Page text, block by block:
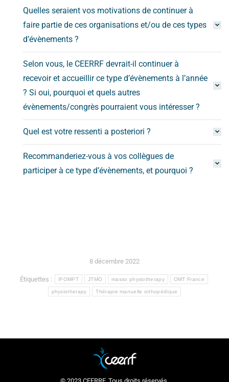
Quelles seraient vos motivations de continuer à
faire partie de ces organisations et/ou de ces types
d’évènements ?
Selon vous, le CEERRF devrait-il continuer à
recevoir et accueillir ce type d’évènements à l’année
? Si oui, pourquoi et quels autres
évènements/congrès pourraient vous intéresser ?
Quel est votre ressenti a posteriori ?
Recommanderiez-vous à vos collègues de
participer à ce type d’évènements, et pourquoi ?
8 décembre 2022
Étiquettes : IFOMPT JTMO masso physiotherapy OMT France
physiotherapy Thérapie manuelle orthopédique